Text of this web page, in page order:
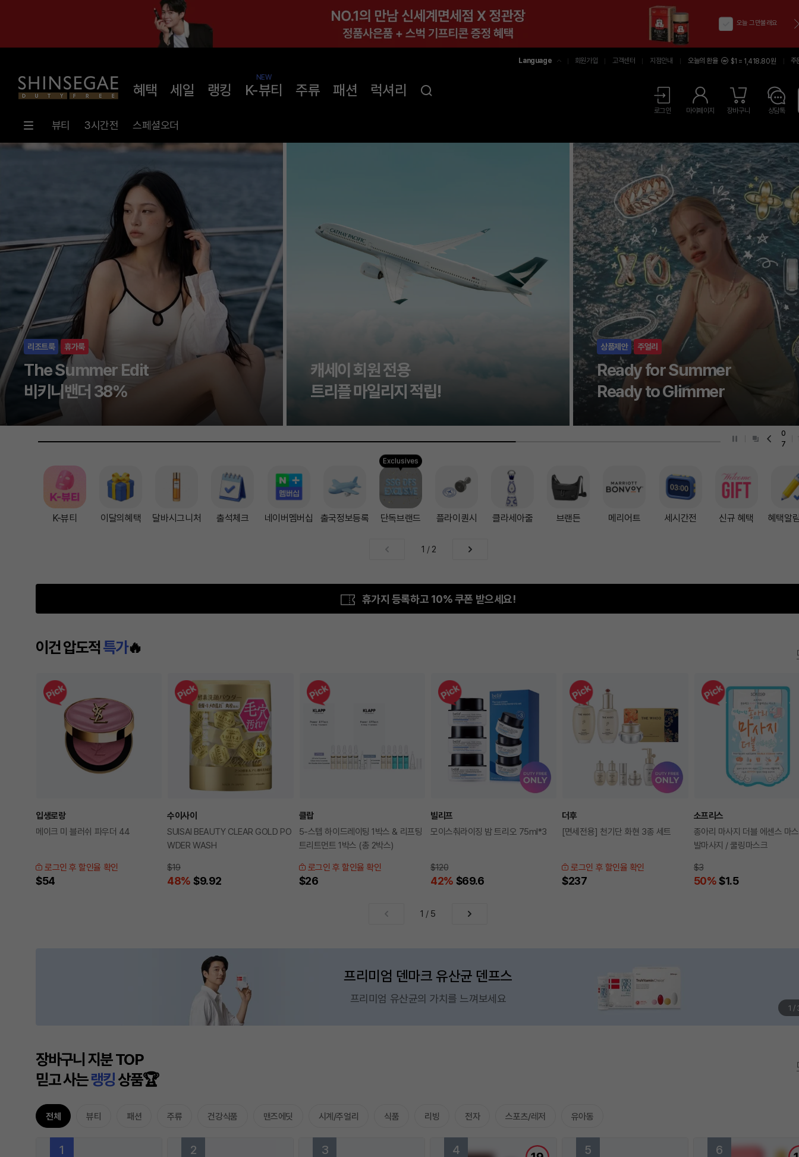
오늘 그만볼래요
Language
회원가입 고객센터 지점안내 오늘의 환율 $1 = 1,418.80원 주
혜택 세일 랭킹 K-뷰티
NEW
주류 패션 럭셔리
로그인 마이페이지 장바구니 상담톡
뷰티 3시간전 스페셜오더
메
할인 사은
오니스트 단독 행사
최대 35% 할인!
신세계면세점
단독 입점 브랜드
단독상품
SANDRO X 신세계
단독 상품 재입고
0
8
K-뷰티 이달의혜택 달바시그니처 출석체크 네이버멤버십 출국정보등록
Exclusives
단독브랜드 플라이퀀시 클라세아줄 브랜든 메리어트 세시간전 신규 혜택 혜택알
1 / 2
휴가지 등록하고 10% 쿠폰 받으세요!
이건 압도적특가🔥
입생로랑
메이크 미 블러쉬 파우더 44
로그인 후 할인율 확인
$54
수이사이
SUISAI BEAUTY CLEAR GOLD PO
WDER WASH
$19
48% $9.92
클랍
5-스텝 하이드레이팅 1박스 & 리프팅
트리트먼트 1박스 (총 2박스)
로그인 후 할인율 확인
$26
빌리프
모이스춰라이징 밤 트리오 75ml*3
$120
42% $69.6
더후
[면세전용] 천기단 화현 3종 세트
로그인 후 할인율 확인
$237
소프리스
종아리 마사지 더블 에센스 마
발마사지 / 쿨링마스크
$3
50% $1.5
1 / 5
프리미엄 덴마크 유산균 덴프스
프리미엄 유산균의 가치를 느껴보세요
1 /
장바구니 지분 TOP
믿고 사는랭킹상품🏆
전체 뷰티 패션 주류 건강식품 맨즈에딧 시계/주얼리 식품 리빙 전자 스포츠/레저 유아동